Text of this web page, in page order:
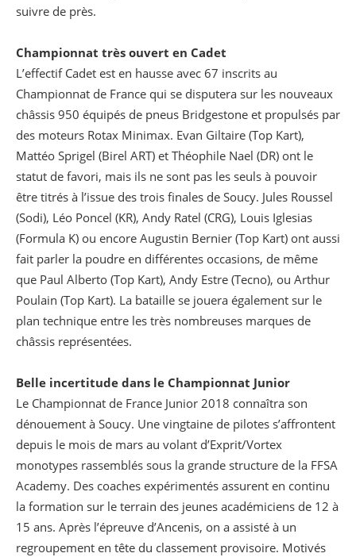
suivre de près.
Championnat très ouvert en Cadet
L’effectif Cadet est en hausse avec 67 inscrits au
Championnat de France qui se disputera sur les nouveaux
châssis 950 équipés de pneus Bridgestone et propulsés par
des moteurs Rotax Minimax. Evan Giltaire (Top Kart),
Mattéo Sprigel (Birel ART) et Théophile Nael (DR) ont le
statut de favori, mais ils ne sont pas les seuls à pouvoir
être titrés à l’issue des trois finales de Soucy. Jules Roussel
(Sodi), Léo Poncel (KR), Andy Ratel (CRG), Louis Iglesias
(Formula K) ou encore Augustin Bernier (Top Kart) ont aussi
fait parler la poudre en différentes occasions, de même
que Paul Alberto (Top Kart), Andy Estre (Tecno), ou Arthur
Poulain (Top Kart). La bataille se jouera également sur le
plan technique entre les très nombreuses marques de
châssis représentées.
Belle incertitude dans le Championnat Junior
Le Championnat de France Junior 2018 connaîtra son
dénouement à Soucy. Une vingtaine de pilotes s’affrontent
depuis le mois de mars au volant d’Exprit/Vortex
monotypes rassemblés sous la grande structure de la FFSA
Academy. Des coaches expérimentés assurent en continu
la formation sur le terrain des jeunes académiciens de 12 à
15 ans. Après l’épreuve d’Ancenis, on a assisté à un
regroupement en tête du classement provisoire. Motivés